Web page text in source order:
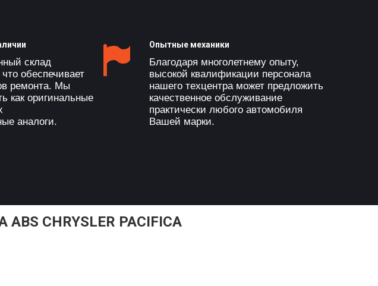
склад
обеспечивает
ремонта. Мы
как оригинальные
аналоги.
Опытные механики
Благодаря многолетнему опыту,
высокой квалификации персонала
нашего техцентра может предложить
качественное обслуживание
практически любого автомобиля
Вашей марки.
CHRYSLER PACIFICA